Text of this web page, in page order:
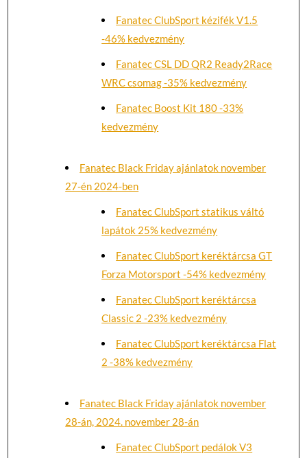
Fanatec ClubSport kézifék V1.5
-46% kedvezmény
Fanatec CSL DD QR2 Ready2Race
WRC csomag -35% kedvezmény
Fanatec Boost Kit 180 -33%
kedvezmény
Fanatec Black Friday ajánlatok november
27-én 2024-ben
Fanatec ClubSport statikus váltó
lapátok 25% kedvezmény
Fanatec ClubSport keréktárcsa GT
Forza Motorsport -54% kedvezmény
Fanatec ClubSport keréktárcsa
Classic 2 -23% kedvezmény
Fanatec ClubSport keréktárcsa Flat
2 -38% kedvezmény
Fanatec Black Friday ajánlatok november
28-án, 2024. november 28-án
Fanatec ClubSport pedálok V3